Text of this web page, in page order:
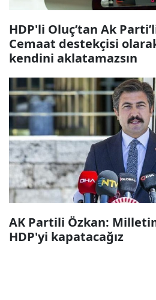
HDP'li Oluç’tan Ak
Cemaat destekçisi
kendini aklatamazsın
AK Partili Özkan:
HDP'yi kapatacağız